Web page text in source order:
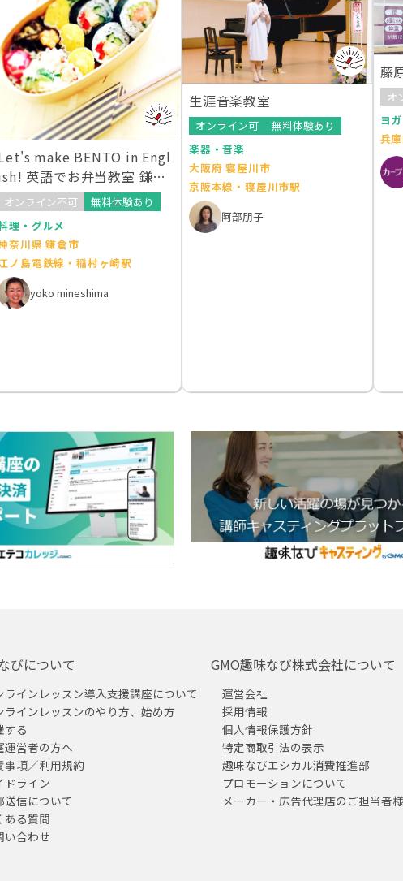
make BENTO in Engl
英語でお弁当教室 鎌倉
南教室
オンライン不可
無料体験あり
理・グルメ
奈川県 鎌倉市
ノ島電鉄線・稲村ヶ崎駅
yoko mineshima
生涯音楽教室
オンライン可
無料体験あり
楽器・音楽
大阪府 寝屋川市
京阪本線・寝屋川市駅
阿部朋子
藤
オ
ヨ
兵
びについて
ラインレッスン導入支援講座について
ラインレッスンのやり方、始め方
する
運営者の方へ
事項／利用規約
ドライン
送信について
ある質問
い合わせ
GMO趣味なび株式会社について
運営会社
採用情報
個人情報保護方針
特定商取引法の表示
趣味なびエシカル消費推進部
プロモーションについて
メーカー・広告代理店のご担当者